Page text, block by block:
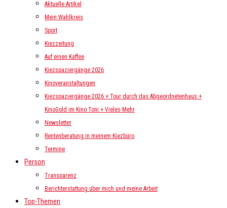
Aktuelle Artikel
Mein Wahlkreis
Sport
Kiezzeitung
Auf einen Kaffee
Kiezspaziergänge 2026
Kinoveranstaltungen
Kiezspaziergänge 2026 + Tour durch das Abgeordnetenhaus +
KinoGold im Kino Toni + Vieles Mehr
Newsletter
Rentenberatung in meinem Kiezbüro
Termine
Person
Transparenz
Berichterstattung über mich und meine Arbeit
Top-Themen